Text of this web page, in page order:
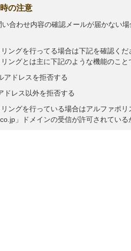
の注意
合わせ内容の確認メールが届かない
ングを行ってる場合は下記を確認くだ
ングとは主に下記のような機能のこと
アドレスを拒否する
ドレス以外を拒否する
ングを行っている場合はアルファポリ
」ドメインの受信が許可されている